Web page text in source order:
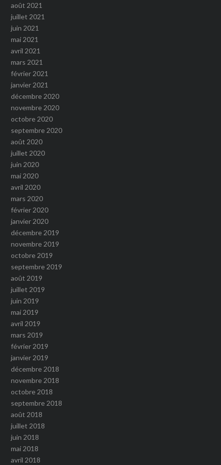
août 2021
juillet 2021
juin 2021
mai 2021
avril 2021
mars 2021
février 2021
janvier 2021
décembre 2020
novembre 2020
octobre 2020
septembre 2020
août 2020
juillet 2020
juin 2020
mai 2020
avril 2020
mars 2020
février 2020
janvier 2020
décembre 2019
novembre 2019
octobre 2019
septembre 2019
août 2019
juillet 2019
juin 2019
mai 2019
avril 2019
mars 2019
février 2019
janvier 2019
décembre 2018
novembre 2018
octobre 2018
septembre 2018
août 2018
juillet 2018
juin 2018
mai 2018
avril 2018